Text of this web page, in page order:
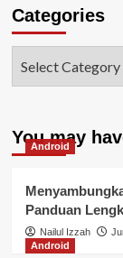
Categories
You may
Android
Panduan
Nailul Izzah
Android